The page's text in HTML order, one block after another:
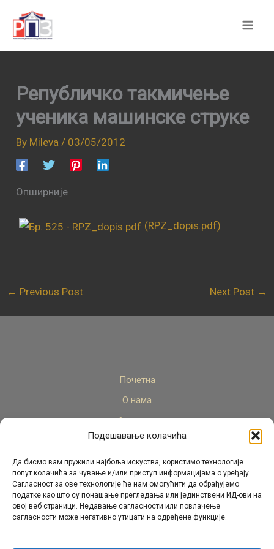
Подешавање колачића
Да бисмо вам пружили најбоља искуства, користимо технологије
попут колачића за чување и/или приступ информацијама о уређају.
Сагласност за ове технологије ће нам омогућити да обрађујемо
податке као што су понашање прегледања или јединствени ИД-ови на
овој веб страници. Недавање сагласности или повлачење
сагласности може негативно утицати на одређене функције.
content
Републичко такмичење
ученика машинске струке
By Mileva / 03/05/2012
Опширније
(RPZ_dopis.pdf)
← Previous Post Next Post →
Почетна
О нама
Актуелно
Стручни кадар
Пројекти
Архива
Контакт